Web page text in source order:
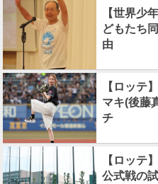
【世界少
どもたち
由
【ロッテ
マキ(後藤
チ
【ロッテ
公式戦の